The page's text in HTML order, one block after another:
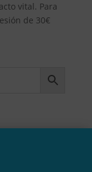
vital. Para
de 30€